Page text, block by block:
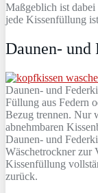
Maßgeblich ist
jede Kissenfüllung
Daunen- und
Daunen- und
Füllung aus Federn
Bezug trennen. Nur
abnehmbaren
Daunen- und
Wäschetrockner zur
Kissenfüllung
zurück.